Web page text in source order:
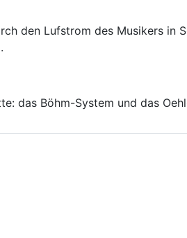
den Lufstrom des Musikers
das Böhm-System und das